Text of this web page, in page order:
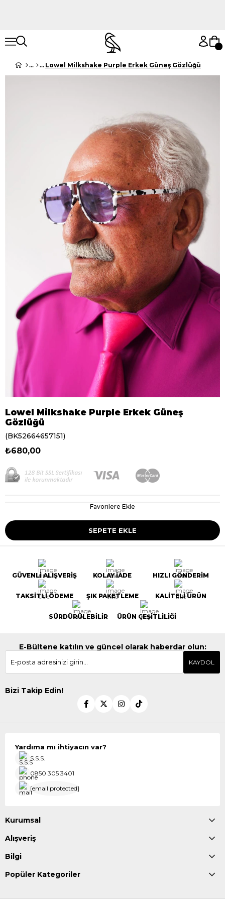
Lowel Milkshake Purple Erkek Güneş Gözlüğü
Lowel Milkshake Purple Erkek Güneş
Gözlüğü
(BK52664657151)
₺680,00
Favorilere Ekle
GÜVENLİ ALIŞVERİŞ KOLAY İADE HIZLI GÖNDERİM
TAKSİTLİ ÖDEME ŞIK PAKETLEME KALİTELİ ÜRÜN
SÜRDÜRÜLEBİLİR ÜRÜN ÇEŞİTLİLİĞİ
E-Bültene katılın ve güncel olarak haberdar olun:
KAYDOL
Bizi Takip Edin!
Yardıma mı ihtiyacın var?
S.S.S.
0850 305 3401
[email protected]
Kurumsal
Alışveriş
Bilgi
Popüler Kategoriler